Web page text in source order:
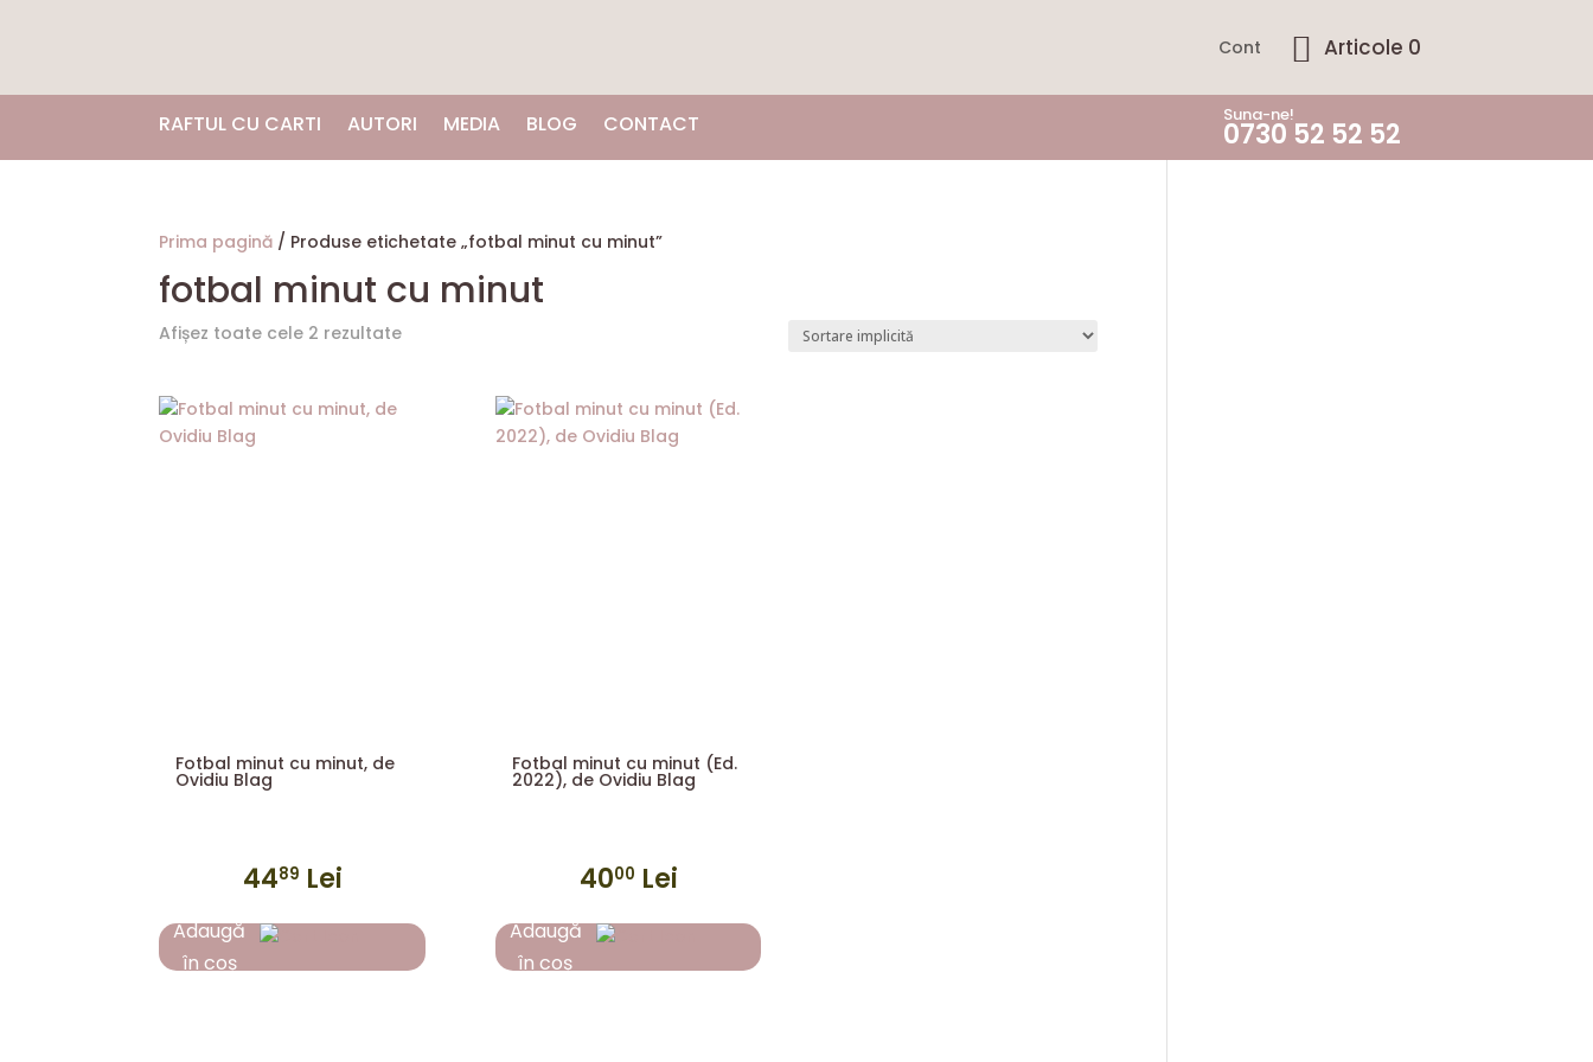
Cont Articole 0
RAFTUL CU CARTI AUTORI MEDIA BLOG CONTACT Suna-ne!
0730 52 52 52
Prima pagină / Produse etichetate „fotbal minut cu minut”
fotbal minut cu minut
Afișez toate cele 2 rezultate
Fotbal minut cu minut, de
Ovidiu Blag
4489 Lei
Adaugă
în coș
Fotbal minut cu minut (Ed.
2022), de Ovidiu Blag
4000 Lei
Adaugă
în coș